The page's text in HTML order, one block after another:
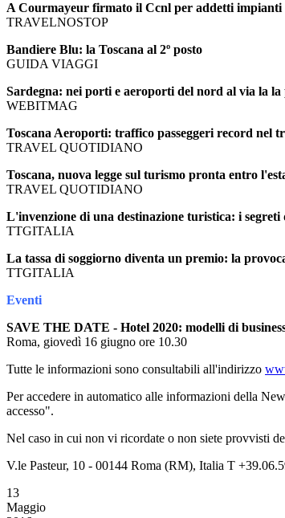
A Courmayeur firmato il Ccnl per addetti impianti
TRAVELNOSTOP
Bandiere Blu: la Toscana al 2º posto
GUIDA VIAGGI
Sardegna: nei porti e aeroporti del nord al via la
WEBITMAG
Toscana Aeroporti: traffico passeggeri record nel
TRAVEL QUOTIDIANO
Toscana, nuova legge sul turismo pronta entro
TRAVEL QUOTIDIANO
L'invenzione di una destinazione turistica: i segreti
TTGITALIA
La tassa di soggiorno diventa un premio: la
TTGITALIA
Eventi
SAVE THE DATE - Hotel 2020: modelli di
Roma, giovedì 16 giugno ore 10.30
Tutte le informazioni sono consultabili all'indirizzo
Per accedere in automatico alle informazioni della
accesso".
Nel caso in cui non vi ricordate o non siete provvisti
V.le Pasteur, 10 - 00144 Roma (RM), Italia T
13
Maggio